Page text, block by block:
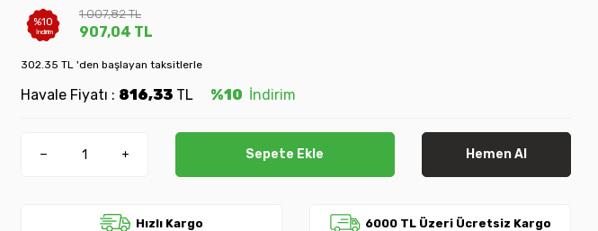
%10
İndirim
1.007,82TL
907,04 TL
302.35 TL 'den başlayan taksitlerle
Havale Fiyatı : 816,33 TL %10 İndirim
Sepete Ekle Hemen Al
Hızlı Kargo 6000 TL Üzeri Ücretsiz Kargo